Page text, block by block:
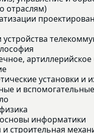
отраслям)
артиллерийское
установки и
и
информатики
строительная